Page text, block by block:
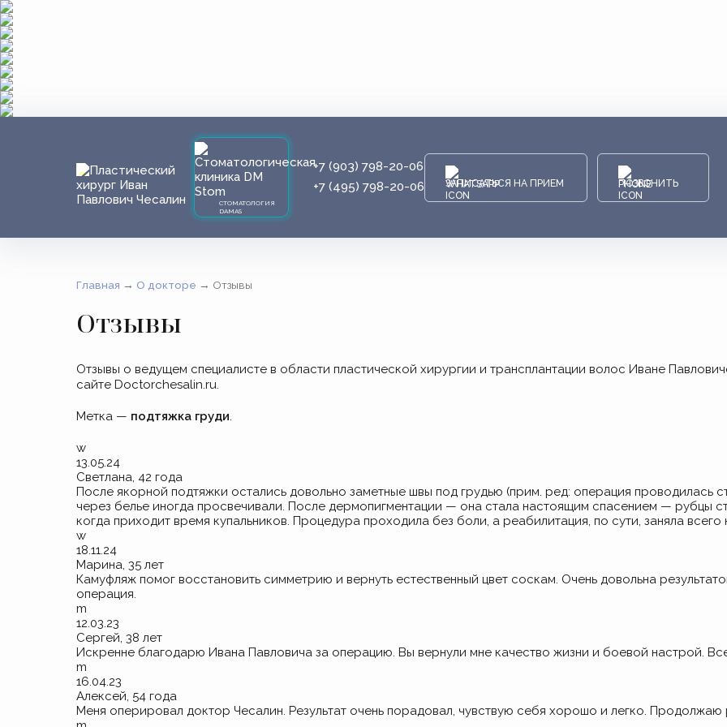
СТОМАТОЛОГИЯ
DAMAS
+7 (903) 798-20-06
+7 (495) 798-20-06
ЗАПИСАТЬСЯ НА ПРИЕМ ПОЗВОНИТЬ
Главная → О докторе → Отзывы
Отзывы
Отзывы о ведущем специалисте в области пластической хирургии и трансплантации волос Иване
сайте Doctorchesalin.ru.
Метка — подтяжка груди.
w
13.05.24
Светлана, 42 года
После якорной подтяжки остались довольно заметные швы под грудью (прим. ред: операция проводилась
через белье иногда просвечивали. После дермопигментации — она стала настоящим спасением — рубцы
когда приходит время купальников. Процедура проходила без боли, а реабилитация, по сути, заняла всего
w
18.11.24
Марина, 35 лет
Камуфляж помог восстановить симметрию и вернуть естественный цвет соскам. Очень довольна
операция.
m
12.03.23
Сергей, 38 лет
Искренне благодарю Ивана Павловича за операцию. Вы вернули мне качество жизни и боевой настрой.
m
16.04.23
Алексей, 54 года
Меня оперировал доктор Чесалин. Результат очень порадовал, чувствую себя хорошо и легко. Продолжаю